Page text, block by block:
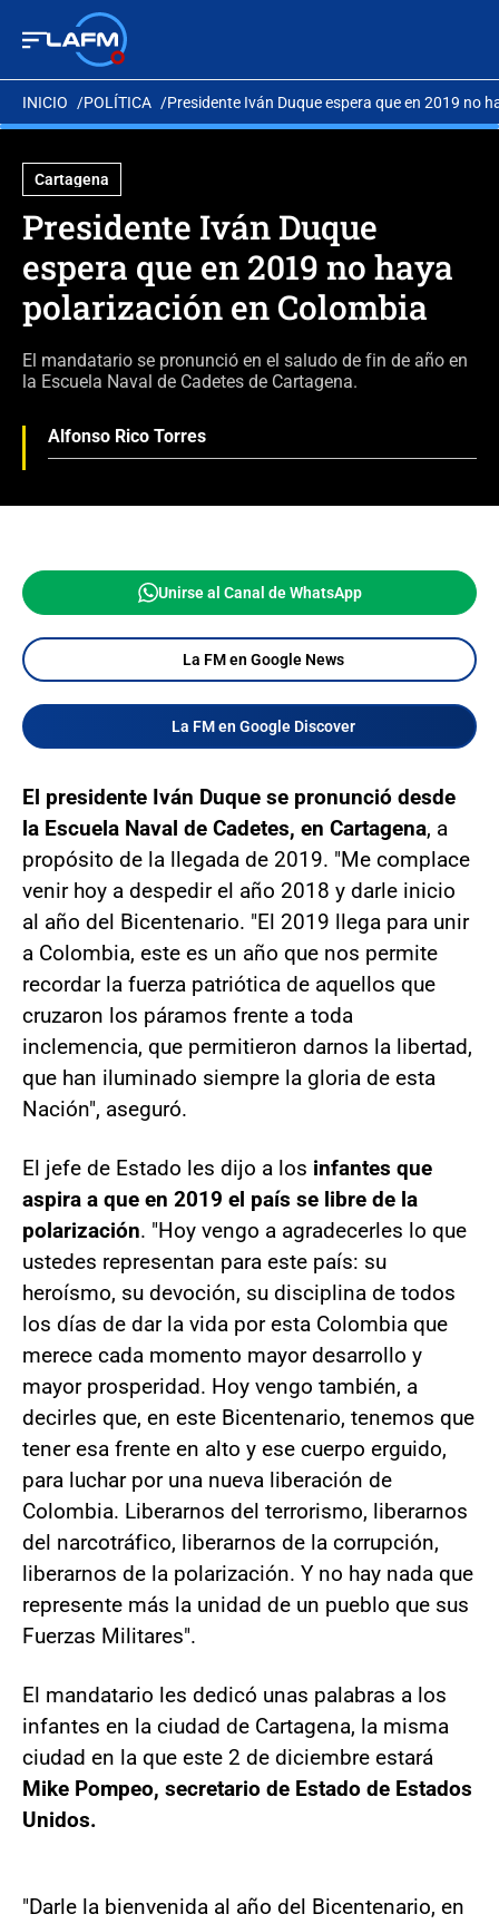
INICIO POLÍTICA Presidente Iván Duque espera que en 2019 no
Cartagena
Presidente Iván Duque
espera que en 2019 no haya
polarización en Colombia
El mandatario se pronunció en el saludo de fin de año en
la Escuela Naval de Cadetes de Cartagena.
Alfonso Rico Torres
Unirse al Canal de WhatsApp
La FM en Google News
La FM en Google Discover
El presidente Iván Duque se pronunció desde
la Escuela Naval de Cadetes, en Cartagena, a
propósito de la llegada de 2019. "Me complace
venir hoy a despedir el año 2018 y darle inicio
al año del Bicentenario. "El 2019 llega para unir
a Colombia, este es un año que nos permite
recordar la fuerza patriótica de aquellos que
cruzaron los páramos frente a toda
inclemencia, que permitieron darnos la libertad,
que han iluminado siempre la gloria de esta
Nación", aseguró.
El jefe de Estado les dijo a los infantes que
aspira a que en 2019 el país se libre de la
polarización. "Hoy vengo a agradecerles lo que
ustedes representan para este país: su
heroísmo, su devoción, su disciplina de todos
los días de dar la vida por esta Colombia que
merece cada momento mayor desarrollo y
mayor prosperidad. Hoy vengo también, a
decirles que, en este Bicentenario, tenemos que
tener esa frente en alto y ese cuerpo erguido,
para luchar por una nueva liberación de
Colombia. Liberarnos del terrorismo, liberarnos
del narcotráfico, liberarnos de la corrupción,
liberarnos de la polarización. Y no hay nada que
represente más la unidad de un pueblo que sus
Fuerzas Militares".
El mandatario les dedicó unas palabras a los
infantes en la ciudad de Cartagena, la misma
ciudad en la que este 2 de diciembre estará
Mike Pompeo, secretario de Estado de Estados
Unidos.
"Darle la bienvenida al año del Bicentenario, en